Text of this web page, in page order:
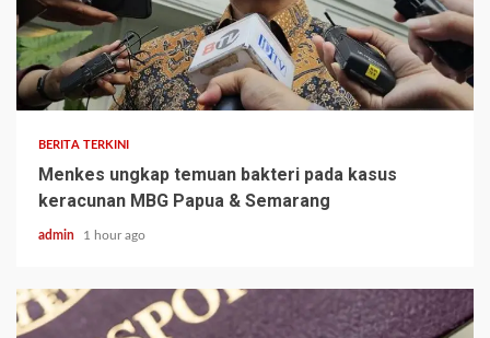
BERITA TERKINI
Menkes ungkap temuan bakteri pada kasus
keracunan MBG Papua & Semarang
admin 1 hour ago